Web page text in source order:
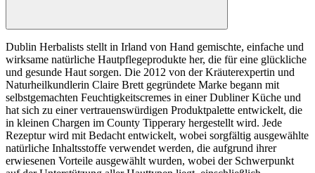
Dublin Herbalists stellt in Irland von Hand gemischte, einfache und
wirksame natürliche Hautpflegeprodukte her, die für eine glückliche
und gesunde Haut sorgen. Die 2012 von der Kräuterexpertin und
Naturheilkundlerin Claire Brett gegründete Marke begann mit
selbstgemachten Feuchtigkeitscremes in einer Dubliner Küche und
hat sich zu einer vertrauenswürdigen Produktpalette entwickelt, die
in kleinen Chargen im County Tipperary hergestellt wird. Jede
Rezeptur wird mit Bedacht entwickelt, wobei sorgfältig ausgewählte
natürliche Inhaltsstoffe verwendet werden, die aufgrund ihrer
erwiesenen Vorteile ausgewählt wurden, wobei der Schwerpunkt